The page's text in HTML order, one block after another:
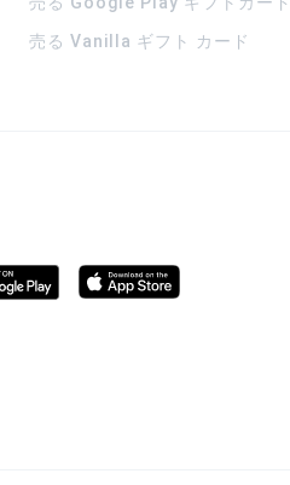
売る Vanilla ギフト カード